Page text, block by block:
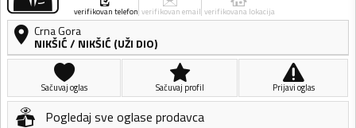
verifikovan telefon verifikovan email verifikovana lokacija
Crna Gora
NIKŠIĆ/ NIKŠIĆ (UŽI DIO)
Sačuvaj oglas Sačuvaj profil Prijavi oglas
Pogledaj sve oglase prodavca